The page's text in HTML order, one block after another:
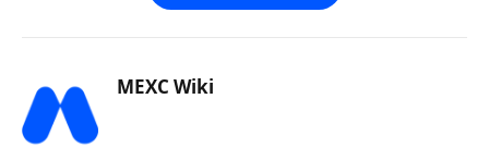
MEXC Wiki